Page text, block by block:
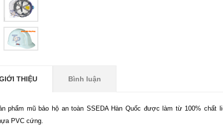
THIỆU Bình luận
phẩm mũ bảo hộ an toàn SSEDA Hàn Quốc được làm từ 100% chất
PVC cứng.